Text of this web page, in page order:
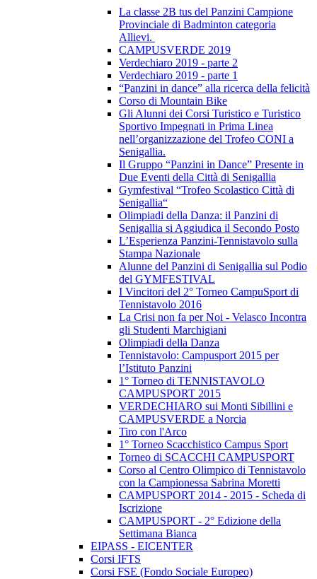
La classe 2B tus del Panzini Campione
Provinciale di Badminton categoria
Allievi.
CAMPUSVERDE 2019
Verdechiaro 2019 - parte 2
Verdechiaro 2019 - parte 1
“Panzini in dance” alla ricerca della felicità
Corso di Mountain Bike
Gli Alunni dei Corsi Turistico e Turistico
Sportivo Impegnati in Prima Linea
nell’organizzazione del Trofeo CONI a
Senigallia.
Il Gruppo “Panzini in Dance” Presente in
Due Eventi della Città di Senigallia
Gymfestival “Trofeo Scolastico Città di
Senigallia“
Olimpiadi della Danza: il Panzini di
Senigallia si Aggiudica il Secondo Posto
L’Esperienza Panzini-Tennistavolo sulla
Stampa Nazionale
Alunne del Panzini di Senigallia sul Podio
del GYMFESTIVAL
I Vincitori del 2° Torneo CampuSport di
Tennistavolo 2016
La Crisi non fa per Noi - Velasco Incontra
gli Studenti Marchigiani
Olimpiadi della Danza
Tennistavolo: Campusport 2015 per
l’Istituto Panzini
1° Torneo di TENNISTAVOLO
CAMPUSPORT 2015
VERDECHIARO sui Monti Sibillini e
CAMPUSVERDE a Norcia
Tiro con l'Arco
1° Torneo Scacchistico Campus Sport
Torneo di SCACCHI CAMPUSPORT
Corso al Centro Olimpico di Tennistavolo
con la Campionessa Sabrina Moretti
CAMPUSPORT 2014 - 2015 - Scheda di
Iscrizione
CAMPUSPORT - 2° Edizione della
Settimana Bianca
EIPASS - EICENTER
Corsi IFTS
Corsi FSE (Fondo Sociale Europeo)